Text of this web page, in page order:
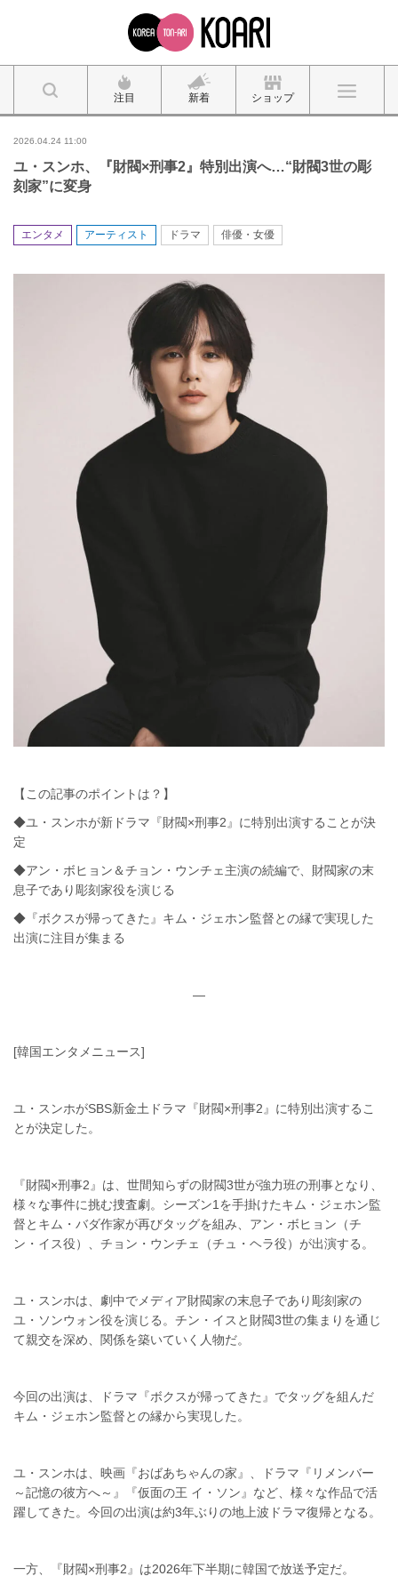
注目 新着 ショップ
2026.04.24 11:00
ユ・スンホ、『財閥×刑事2』特別出演へ…“財閥3世の彫
刻家”に変身
エンタメ アーティスト ドラマ 俳優・女優
【この記事のポイントは？】
◆ユ・スンホが新ドラマ『財閥×刑事2』に特別出演することが決
定
◆アン・ボヒョン＆チョン・ウンチェ主演の続編で、財閥家の末
息子であり彫刻家役を演じる
◆『ボクスが帰ってきた』キム・ジェホン監督との縁で実現した
出演に注目が集まる
—
[韓国エンタメニュース]
ユ・スンホがSBS新金土ドラマ『財閥×刑事2』に特別出演するこ
とが決定した。
『財閥×刑事2』は、世間知らずの財閥3世が強力班の刑事となり、
様々な事件に挑む捜査劇。シーズン1を手掛けたキム・ジェホン監
督とキム・バダ作家が再びタッグを組み、アン・ボヒョン（チ
ン・イス役）、チョン・ウンチェ（チュ・ヘラ役）が出演する。
ユ・スンホは、劇中でメディア財閥家の末息子であり彫刻家の
ユ・ソンウォン役を演じる。チン・イスと財閥3世の集まりを通じ
て親交を深め、関係を築いていく人物だ。
今回の出演は、ドラマ『ボクスが帰ってきた』でタッグを組んだ
キム・ジェホン監督との縁から実現した。
ユ・スンホは、映画『おばあちゃんの家』、ドラマ『リメンバー
～記憶の彼方へ～』『仮面の王 イ・ソン』など、様々な作品で活
躍してきた。今回の出演は約3年ぶりの地上波ドラマ復帰となる。
一方、『財閥×刑事2』は2026年下半期に韓国で放送予定だ。